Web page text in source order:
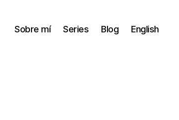
Sobre mí Series Blog English